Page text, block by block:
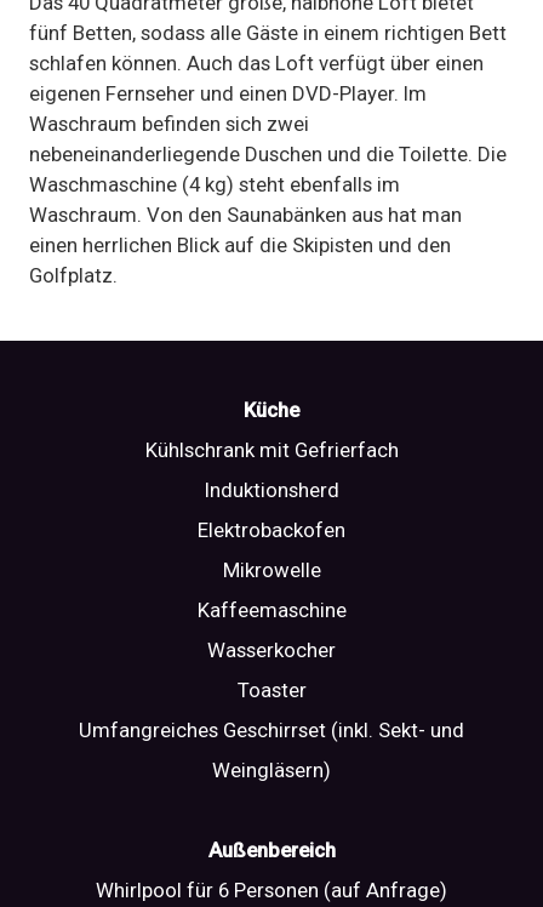
fünf Betten, sodass alle Gäste in einem richtigen Bett
schlafen können. Auch das Loft verfügt über einen
eigenen Fernseher und einen DVD-Player. Im
Waschraum befinden sich zwei
nebeneinanderliegende Duschen und die Toilette. Die
Waschmaschine (4 kg) steht ebenfalls im
Waschraum. Von den Saunabänken aus hat man
einen herrlichen Blick auf die Skipisten und den
Golfplatz.
Küche
Kühlschrank mit Gefrierfach
Induktionsherd
Elektrobackofen
Mikrowelle
Kaffeemaschine
Wasserkocher
Toaster
Umfangreiches Geschirrset (inkl. Sekt- und
Weingläsern)
Außenbereich
Whirlpool für 6 Personen (auf Anfrage)